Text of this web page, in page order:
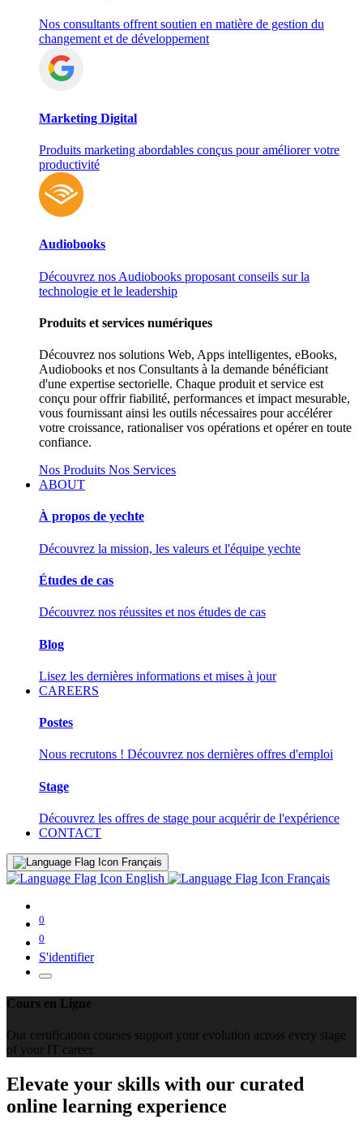
Nos consultants offrent soutien en matière de gestion du
changement et de développement
Marketing Digital
Produits marketing abordables conçus pour améliorer votre
productivité
Audiobooks
Découvrez nos Audiobooks proposant conseils sur la
technologie et le leadership
Produits et services numériques
Découvrez nos solutions Web, Apps intelligentes, eBooks,
Audiobooks et nos Consultants à la demande bénéficiant
d'une expertise sectorielle. Chaque produit et service est
conçu pour offrir fiabilité, performances et impact mesurable,
vous fournissant ainsi les outils nécessaires pour accélérer
votre croissance, rationaliser vos opérations et opérer en toute
confiance.
Nos Produits Nos Services
ABOUT
À propos de yechte
Découvrez la mission, les valeurs et l'équipe yechte
Études de cas
Découvrez nos réussites et nos études de cas
Blog
Lisez les dernières informations et mises à jour
CAREERS
Postes
Nous recrutons ! Découvrez nos dernières offres d'emploi
Stage
Découvrez les offres de stage pour acquérir de l'expérience
CONTACT
Français
English Français
0
0
S'identifier
Cours en Ligne
Our certification courses support your evolution across every stage
of your IT career.
Elevate your skills with our curated
online learning experience